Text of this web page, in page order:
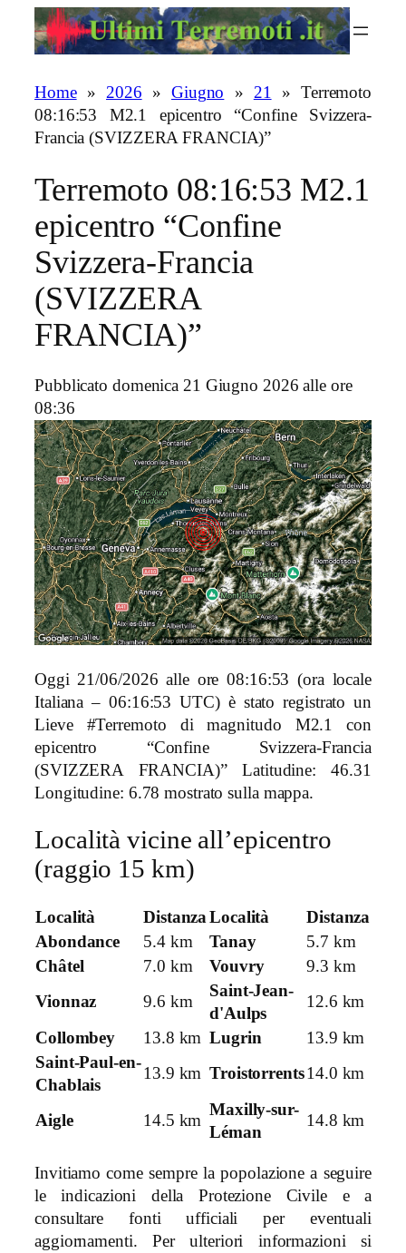
Home» 2026 » Giugno » 21 » Terremoto
08:16:53 M2.1 epicentro “Confine Svizzera-
Francia (SVIZZERA FRANCIA)”
Terremoto 08:16:53 M2.1
epicentro “Confine
Svizzera-Francia
(SVIZZERA
FRANCIA)”
Pubblicato domenica 21 Giugno 2026 alle ore
08:36
Oggi 21/06/2026 alle ore 08:16:53 (ora locale
Italiana – 06:16:53 UTC) è stato registrato un
Lieve #Terremoto di magnitudo M2.1 con
epicentro “Confine Svizzera-Francia
(SVIZZERA FRANCIA)” Latitudine: 46.31
Longitudine: 6.78 mostrato sulla mappa.
Località vicine all’epicentro
(raggio 15 km)
Località DistanzaLocalità
Distanza
Abondance
5.4 km Tanay
5.7 km
Châtel
7.0 km Vouvry
9.3 km
Vionnaz
9.6 km
Saint-Jean-
d'Aulps
12.6 km
Collombey
13.8 km Lugrin
13.9 km
Saint-Paul-en-
Chablais
13.9 km Troistorrents14.0 km
Aigle 14.5 km
Maxilly-sur-
Léman
14.8 km
Invitiamo come sempre la popolazione a seguire
le indicazioni della Protezione Civile e a
consultare fonti ufficiali per eventuali
aggiornamenti. Per ulteriori informazioni si